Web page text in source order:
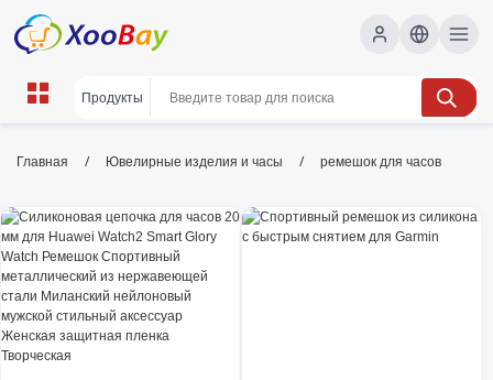
ремешок для часов | XOOBAY
ремешок для часов, стиль, качество, wholesale
ремешок для часов, XOOBAY
Качественный ремешок для часов: широкий выбор
материалов, цветов и застежек, гарантия долговечности и
комфорта.
Главная / Ювелирные изделия и часы / ремешок для часов